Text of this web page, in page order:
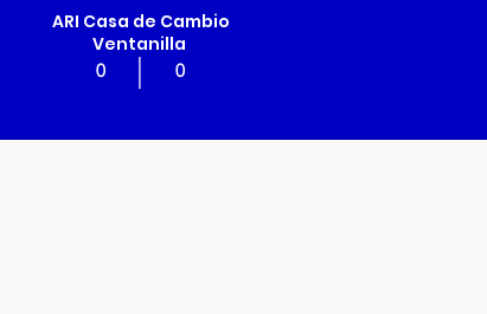
ARI Casa de Cambio
Ventanilla
0 0